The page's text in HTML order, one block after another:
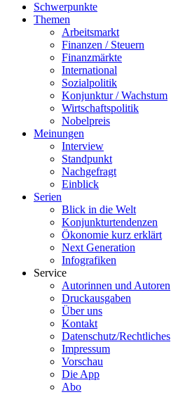
Schwerpunkte
Themen
Arbeitsmarkt
Finanzen / Steuern
Finanzmärkte
International
Sozialpolitik
Konjunktur / Wachstum
Wirtschaftspolitik
Nobelpreis
Meinungen
Interview
Standpunkt
Nachgefragt
Einblick
Serien
Blick in die Welt
Konjunkturtendenzen
Ökonomie kurz erklärt
Next Generation
Infografiken
Service
Autorinnen und Autoren
Druckausgaben
Über uns
Kontakt
Datenschutz/Rechtliches
Impressum
Vorschau
Die App
Abo